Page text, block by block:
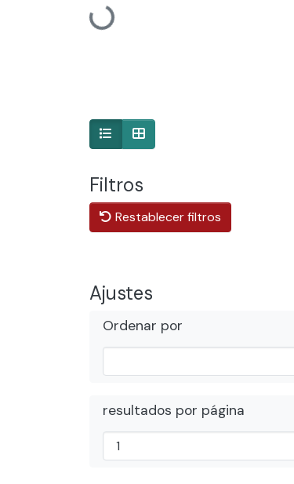
Cargando...
Filtros
Restablecer filtros
Ajustes
Ordenar por
resultados por página